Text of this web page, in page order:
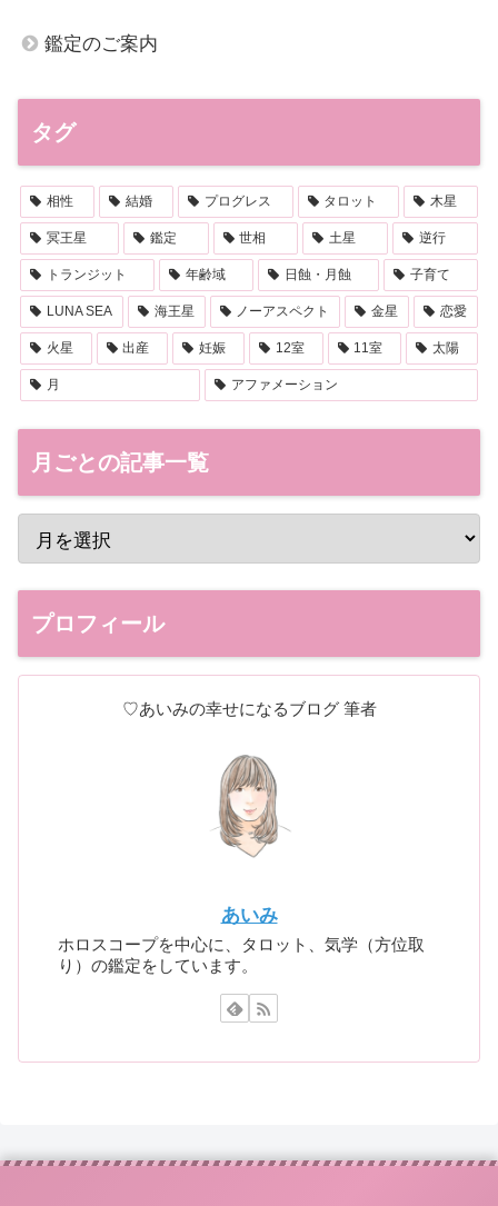
鑑定のご案内
タグ
相性 結婚 プログレス タロット 木星
冥王星 鑑定 世相 土星 逆行
トランジット 年齢域 日蝕・月蝕 子育て
LUNA SEA 海王星 ノーアスペクト 金星 恋愛
火星 出産 妊娠 12室 11室 太陽
月 アファメーション
月ごとの記事一覧
プロフィール
♡あいみの幸せになるブログ 筆者
あいみ
ホロスコープを中心に、タロット、気学（方位取
り）の鑑定をしています。